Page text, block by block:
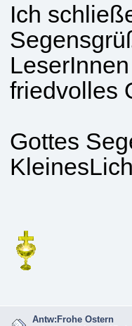
Ich
friedvolles
Gottes
Antw:Frohe Ostern